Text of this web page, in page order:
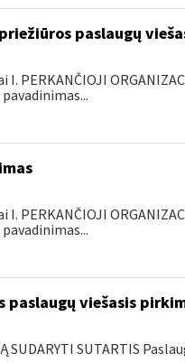
paslaugų
PERKANČIOJI
PERKANČIOJI
paslaugų viešasis
SUDARYTI SUTARTIS